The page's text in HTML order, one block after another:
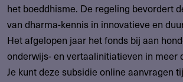
het boeddhisme. De regeling bevordert
van dharma-kennis in innovatieve en
Het afgelopen jaar het fonds bij aan
onderwijs- en vertaalinitiatieven in meer
Je kunt deze subsidie online aanvragen